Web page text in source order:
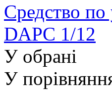
Средство
DAPC 1/12
У обрані
У